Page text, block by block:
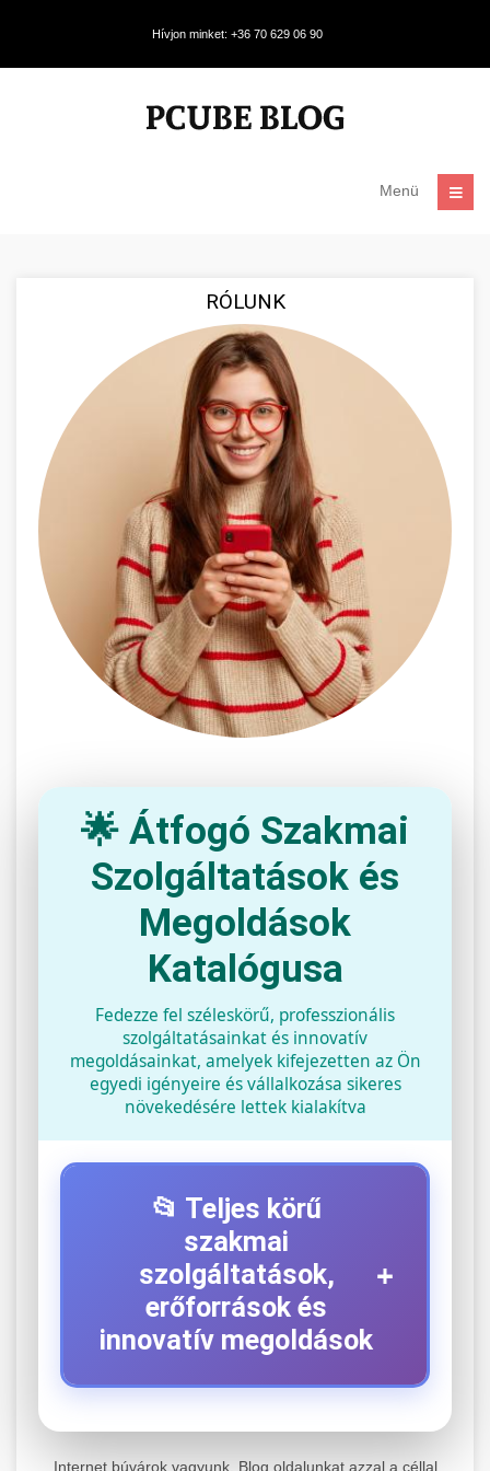
Hívjon minket: +36 70 629 06 90
Menü
RÓLUNK
🌟 Átfogó Szakmai
Szolgáltatások és
Megoldások
Katalógusa
Fedezze fel széleskörű, professzionális
szolgáltatásainkat és innovatív
megoldásainkat, amelyek kifejezetten az Ön
egyedi igényeire és vállalkozása sikeres
növekedésére lettek kialakítva
📂 Teljes körű
szakmai
szolgáltatások,
erőforrások és
innovatív megoldások
+
+
Internet búvárok vagyunk. Blog oldalunkat azzal a céllal